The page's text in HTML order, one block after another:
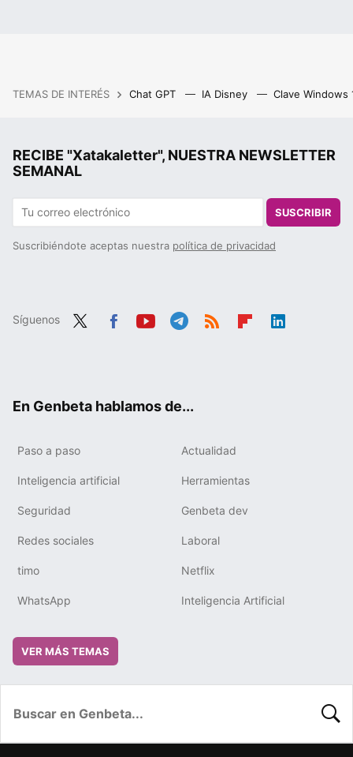
TEMAS DE INTERÉS Chat GPT IA Disney Clave Windows
RECIBE "Xatakaletter", NUESTRA NEWSLETTER
SEMANAL
SUSCRIBIR
Suscribiéndote aceptas nuestra política de privacidad
Síguenos
En Genbeta hablamos de...
Paso a paso Actualidad
Inteligencia artificial Herramientas
Seguridad Genbeta dev
Redes sociales Laboral
timo Netflix
WhatsApp Inteligencia Artificial
VER MÁS TEMAS